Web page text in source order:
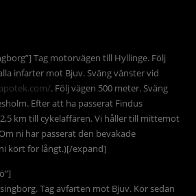
Tag motorvägen till Hyllinge. Följ
infarter mot Bjuv. Sväng vänster vid
. Följ vägen 500 meter. Sväng
Efter att ha passerat Findus
km till cykelaffären. Vi håller till mittemot
ni har passerat den bevakade
kört för långt.)[/expand]
Tag avfarten mot Bjuv. Kör sedan